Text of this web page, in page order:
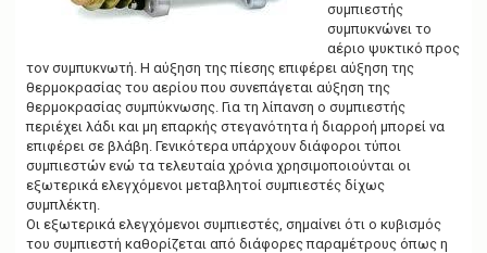
συμπιεστής
συμπυκνώνει το
αέριο ψυκτικό προς
τον συμπυκνωτή. Η αύξηση της πίεσης επιφέρει αύξηση της
θερμοκρασίας του αερίου που συνεπάγεται αύξηση της
θερμοκρασίας συμπύκνωσης. Για τη λίπανση ο συμπιεστής
περιέχει λάδι και μη επαρκής στεγανότητα ή διαρροή μπορεί να
επιφέρει σε βλάβη. Γενικότερα υπάρχουν διάφοροι τύποι
συμπιεστών ενώ τα τελευταία χρόνια χρησιμοποιούνται οι
εξωτερικά ελεγχόμενοι μεταβλητοί συμπιεστές δίχως
συμπλέκτη.
Οι εξωτερικά ελεγχόμενοι συμπιεστές, σημαίνει ότι ο κυβισμός
του συμπιεστή καθορίζεται από διάφορες παραμέτρους όπως η